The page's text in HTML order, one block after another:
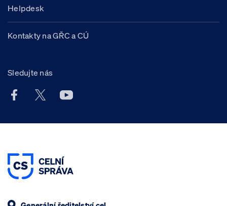
Helpdesk
Kontakty na GŘC a CÚ
Sledujte nás
Facebook účet Celní správy ČR
X účet Celní správy ČR
Youtube účet Celní správy ČR